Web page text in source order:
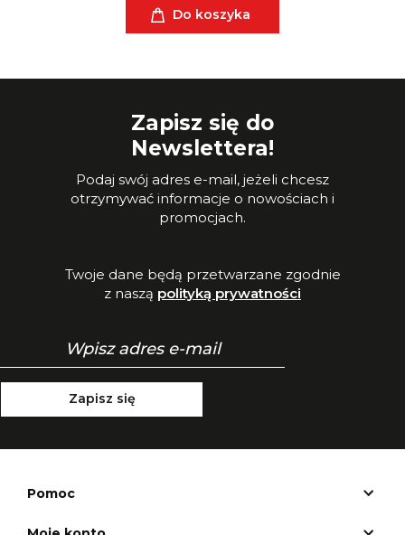
Do koszyka
Zapisz się do
Newslettera!
Podaj swój adres e-mail, jeżeli chcesz
otrzymywać informacje o nowościach i
promocjach.
Twoje dane będą przetwarzane zgodnie
z naszą polityką prywatności
Zapisz się
Pomoc